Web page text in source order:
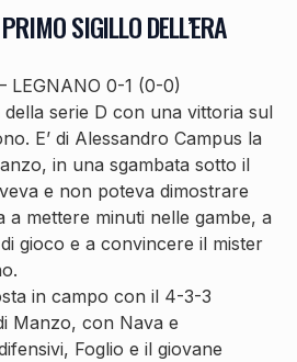
SIGILLO DELL’ERA
LEGNANO 0-1 (0-0)
della serie D con una vittoria sul
E’ di Alessandro Campus la
in una sgambata sotto il
e non poteva dimostrare
a mettere minuti nelle gambe, a
gioco e a convincere il mister
in campo con il 4-3-3
Manzo, con Nava e
Foglio e il giovane